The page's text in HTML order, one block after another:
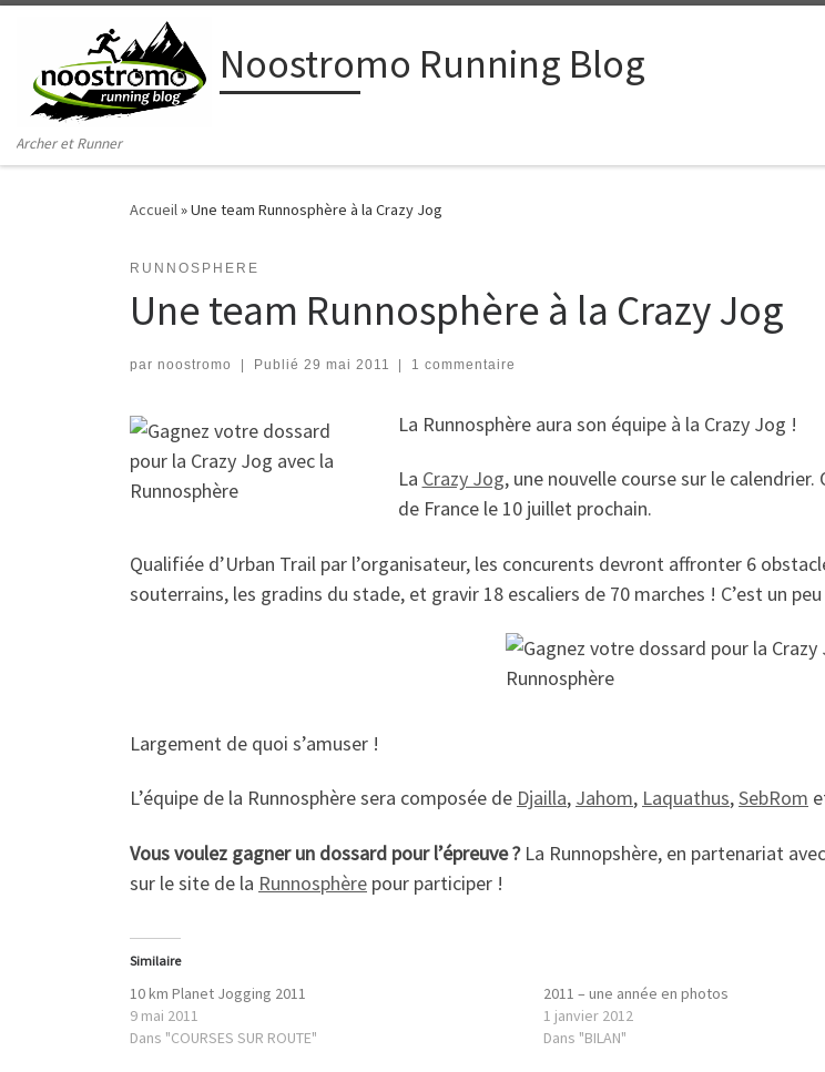
Passer au contenu
Noostromo Running Blog
Archer et Runner
Accueil»Une team Runnosphère à la Crazy Jog
RUNNOSPHERE
Une team Runnosphère à la Crazy Jog
par noostromo | Publié 29 mai 2011 | 1 commentaire
La Runnosphère aura son équipe à la Crazy Jog !
La Crazy Jog, une nouvelle course sur le
de France le 10 juillet prochain.
Qualifiée d’Urban Trail par l’organisateur, les concurents devront affronter 6
souterrains, les gradins du stade, et gravir 18 escaliers de 70 marches ! C’est un
Largement de quoi s’amuser !
L’équipe de la Runnosphère sera composée de Djailla, Jahom, Laquathus,SebRom
Vous voulez gagner un dossard pour l’épreuve ?La Runnopshère, en partenariat
sur le site de la Runnosphère pour participer !
Similaire
10 km Planet Jogging 2011
9 mai 2011
Dans "COURSES SUR ROUTE"
2011 – une année en photos
1 janvier 2012
Dans "BILAN"